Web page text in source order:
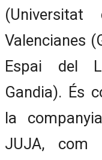
(Universitat
Valencianes
Espai del
Gandia). És
la
JUJA, com